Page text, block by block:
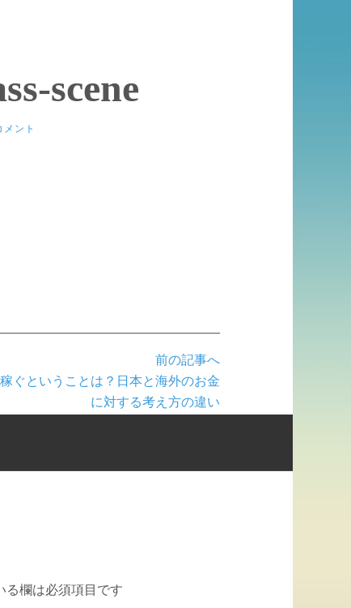
scene
メント
前の記事へ
ぐということは？日本と海外のお金
に対する考え方の違い
る欄は必須項目です